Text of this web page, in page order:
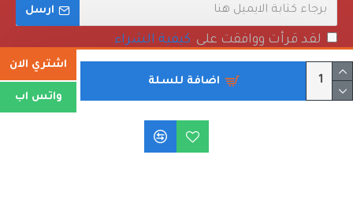
اضافة للسلة
اشتري الان
واتس اب
ارسل
لقد قرأت ووافقت على كيفية الشراء